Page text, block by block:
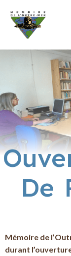
De
Mémoire de
durant